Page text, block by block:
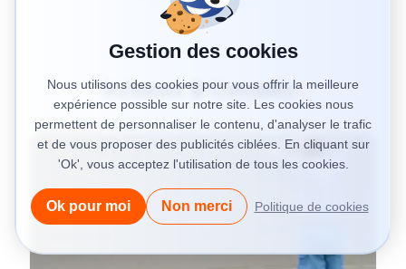
Astuces & Conseils
Gestion des cookies
Nous utilisons des cookies pour vous offrir la meilleure
expérience possible sur notre site. Les cookies nous
permettent de personnaliser le contenu, d'analyser le trafic
et de vous proposer des publicités ciblées. En cliquant sur
'Ok', vous acceptez l'utilisation de tous les cookies.
Ok pour moi Non merci Politique de cookies